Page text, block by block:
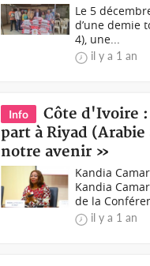
Le 5
d’une demie
4), une...
il y a 1 an
Info
Côte d'Ivoire :
part à Riyad
notre avenir »
Kandia
Kandia
de la
il y a 1 an